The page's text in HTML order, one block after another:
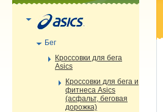
Бег
Кроссовки для бега
Asics
Кроссовки для бега и
фитнеса Asics
(асфальт, беговая
дорожка)